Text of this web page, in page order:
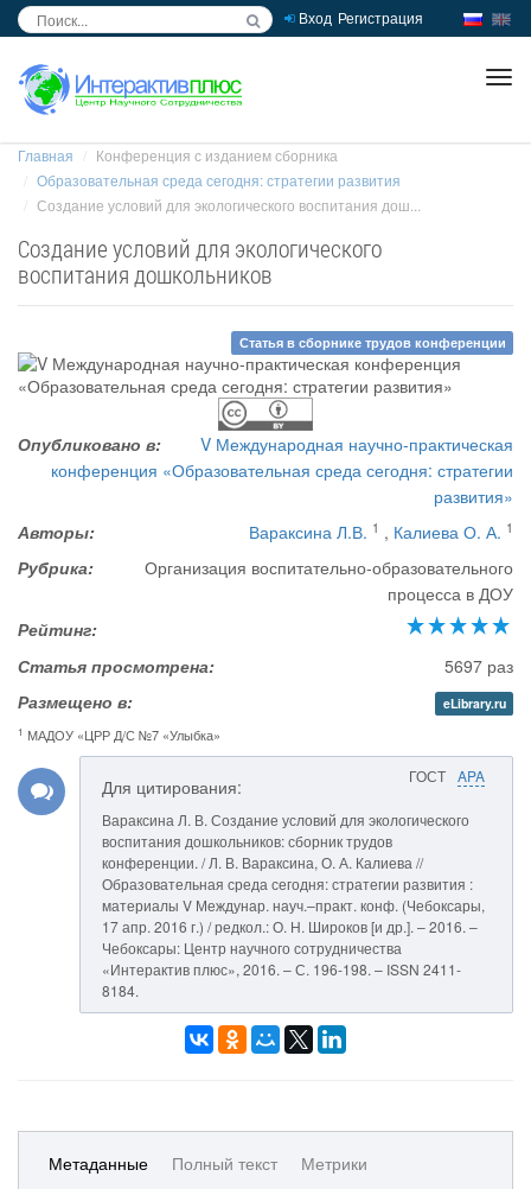
Вход Регистрация
Главная
Конференция с изданием сборника
Образовательная среда сегодня: стратегии развития
Создание условий для экологического воспитания дош...
Создание условий для экологического
воспитания дошкольников
Статья в сборнике трудов конференции
Опубликовано в:
V Международная научно-практическая
конференция «Образовательная среда сегодня: стратегии
развития»
Авторы:
Вараксина Л.В. 1 , Калиева О. А. 1
Рубрика:
Организация воспитательно-образовательного
процесса в ДОУ
Рейтинг:
Статья просмотрена:
5697 раз
Размещено в:
eLibrary.ru
1 МАДОУ «ЦРР Д/С №7 «Улыбка»
ГОСТ APA
Для цитирования:
Вараксина Л. В. Создание условий для экологического
воспитания дошкольников: сборник трудов
конференции. / Л. В. Вараксина, О. А. Калиева //
Образовательная среда сегодня: стратегии развития :
материалы V Междунар. науч.–практ. конф. (Чебоксары,
17 апр. 2016 г.) / редкол.: О. Н. Широков [и др.]. – 2016. –
Чебоксары: Центр научного сотрудничества
«Интерактив плюс», 2016. – С. 196-198. – ISSN 2411-
8184.
Метаданные Полный текст Метрики